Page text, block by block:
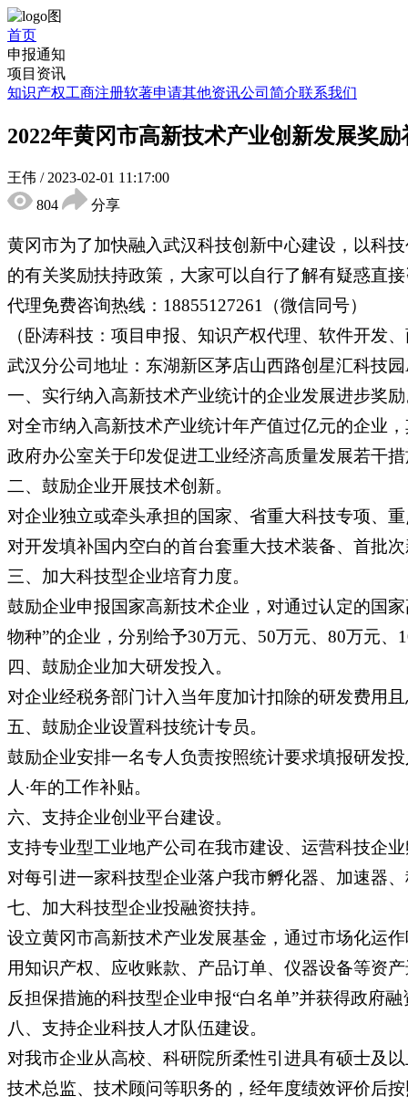
首页
申报通知
项目资讯
知识产权工商注册软著申请其他资讯公司简介联系我们
2022年黄冈市高新技术产业创新发展奖
王伟 / 2023-02-01 11:17:00
804
分享
黄冈市为了加快融入武汉科技创新中心建设，以科
的有关奖励扶持政策，大家可以自行了解有疑惑直
代理免费咨询热线：18855127261（微信同号）
（卧涛科技：项目申报、知识产权代理、软件开发
武汉分公司地址：东湖新区茅店山西路创星汇科技
一、实行纳入高新技术产业统计的企业发展进步奖
对全市纳入高新技术产业统计年产值过亿元的企业
政府办公室关于印发促进工业经济高质量发展若干
二、鼓励企业开展技术创新。
对企业独立或牵头承担的国家、省重大科技专项、
对开发填补国内空白的首台套重大技术装备、首批
三、加大科技型企业培育力度。
鼓励企业申报国家高新技术企业，对通过认定的国
物种”的企业，分别给予30万元、50万元、80万元、
四、鼓励企业加大研发投入。
对企业经税务部门计入当年度加计扣除的研发费用
五、鼓励企业设置科技统计专员。
鼓励企业安排一名专人负责按照统计要求填报研发
人·年的工作补贴。
六、支持企业创业平台建设。
支持专业型工业地产公司在我市建设、运营科技企
对每引进一家科技型企业落户我市孵化器、加速器
七、加大科技型企业投融资扶持。
设立黄冈市高新技术产业发展基金，通过市场化运
用知识产权、应收账款、产品订单、仪器设备等资
反担保措施的科技型企业申报“白名单”并获得政府
八、支持企业科技人才队伍建设。
对我市企业从高校、科研院所柔性引进具有硕士及
技术总监、技术顾问等职务的，经年度绩效评价后